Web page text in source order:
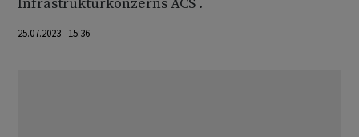
25.07.2023 15:36